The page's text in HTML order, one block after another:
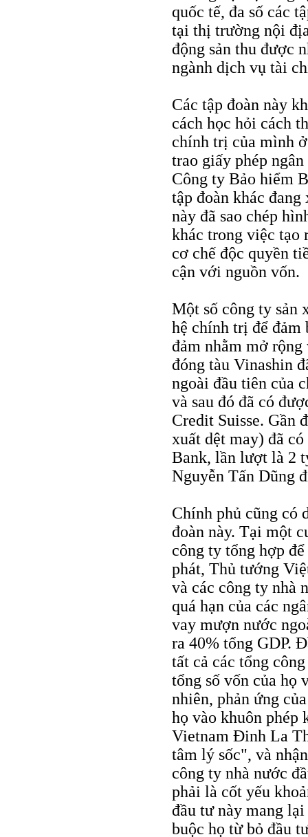
quốc tế, đa số các
tại thị trường nội
động sản thu được
ngành dịch vụ tài
Các tập đoàn này
cách học hỏi cách
chính trị của mình
trao giấy phép
Công ty Bảo hiểm
tập đoàn khác
này đã sao chép
khác trong việc tạo
cơ chế độc quyền
cận với nguồn vốn.
Một số công ty sản
hệ chính trị để đảm
đảm nhằm mở rộng
đóng tàu Vinashin
ngoài đầu tiên của
và sau đó đã có
Credit Suisse. Gần
xuất dệt may) đã
Bank, lần lượt là 2
Nguyễn Tấn Dũng
Chính phủ cũng có
đoàn này. Tại một
công ty tổng hợp
phát, Thủ tướng
và các công ty nhà
quá hạn của các
vay mượn nước
ra 40% tổng GDP.
tất cả các tổng
tổng số vốn của họ
nhiên, phản ứng
họ vào khuôn phép
Vietnam Đinh La
tâm lý sốc", và
công ty nhà nước
phải là cốt yếu
đầu tư này mang
buộc họ từ bỏ đầu